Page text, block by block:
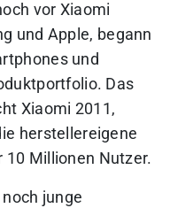
vor Xiaomi
und Apple, begann
und
Das
Xiaomi 2011,
herstellereigene
10 Millionen Nutzer.
junge